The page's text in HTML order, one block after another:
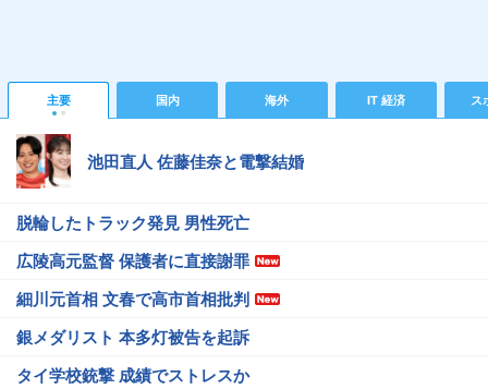
主要 国内 海外 IT 経済 ス
池田直人 佐藤佳奈と電撃結婚
脱輪したトラック発見 男性死亡
広陵高元監督 保護者に直接謝罪
細川元首相 文春で高市首相批判
銀メダリスト 本多灯被告を起訴
タイ学校銃撃 成績でストレスか